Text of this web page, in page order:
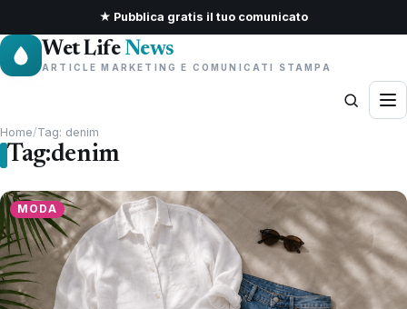
★ Pubblica gratis il tuo comunicato
Wet Life News
ARTICLE MARKETING E COMUNICATI STAMPA
Home/Tag: denim
Tag:denim
MODA